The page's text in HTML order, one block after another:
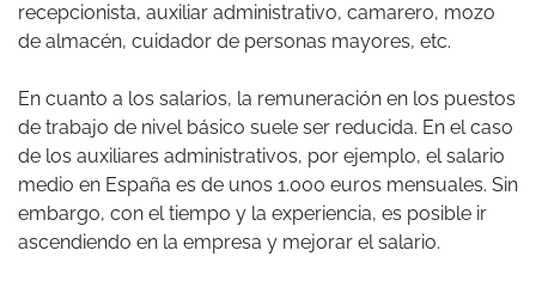
recepcionista, auxiliar administrativo, camarero, mozo
de almacén, cuidador de personas mayores, etc.
En cuanto a los salarios, la remuneración en los puestos
de trabajo de nivel básico suele ser reducida. En el caso
de los auxiliares administrativos, por ejemplo, el salario
medio en España es de unos 1.000 euros mensuales. Sin
embargo, con el tiempo y la experiencia, es posible ir
ascendiendo en la empresa y mejorar el salario.